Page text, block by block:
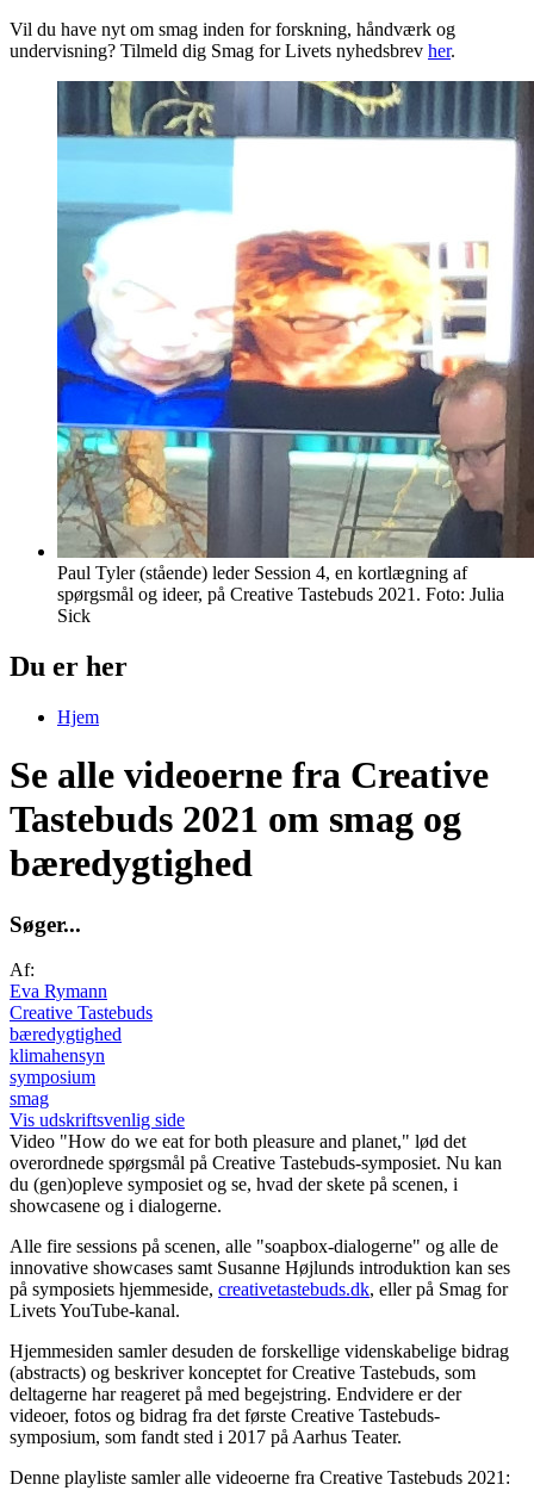
Vil du have nyt om smag inden for forskning, håndværk og
undervisning? Tilmeld dig Smag for Livets nyhedsbrev her.
Paul Tyler (stående) leder Session 4, en kortlægning af
spørgsmål og ideer, på Creative Tastebuds 2021. Foto: Julia
Sick
Du er her
Hjem
Se alle videoerne fra Creative
Tastebuds 2021 om smag og
bæredygtighed
Søger...
Af:
Eva Rymann
Creative Tastebuds
bæredygtighed
klimahensyn
symposium
smag
Vis udskriftsvenlig side
Video "How do we eat for both pleasure and planet," lød det
overordnede spørgsmål på Creative Tastebuds-symposiet. Nu kan
du (gen)opleve symposiet og se, hvad der skete på scenen, i
showcasene og i dialogerne.
Alle fire sessions på scenen, alle "soapbox-dialogerne" og alle de
innovative showcases samt Susanne Højlunds introduktion kan ses
på symposiets hjemmeside, creativetastebuds.dk, eller på Smag for
Livets YouTube-kanal.
Hjemmesiden samler desuden de forskellige videnskabelige bidrag
(abstracts) og beskriver konceptet for Creative Tastebuds, som
deltagerne har reageret på med begejstring. Endvidere er der
videoer, fotos og bidrag fra det første Creative Tastebuds-
symposium, som fandt sted i 2017 på Aarhus Teater.
Denne playliste samler alle videoerne fra Creative Tastebuds 2021: